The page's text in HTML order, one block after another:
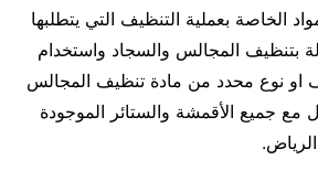
الخاصة بعملية التنظيف التي يتطلبها
بتنظيف المجالس والسجاد واستخدام
او نوع محدد من مادة تنظيف المجالس
مع جميع الأقمشة والستائر الموجودة